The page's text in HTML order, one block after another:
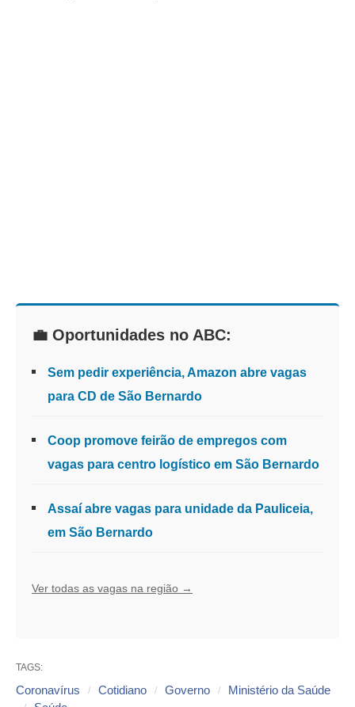
💼 Oportunidades no ABC:
Sem pedir experiência, Amazon abre vagas
para CD de São Bernardo
Coop promove feirão de empregos com
vagas para centro logístico em São Bernardo
Assaí abre vagas para unidade da Pauliceia,
em São Bernardo
Ver todas as vagas na região →
TAGS:
Coronavírus Cotidiano Governo
Ministério da Saúde